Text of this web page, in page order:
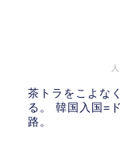
茶トラをこよな
る。 韓国入国=
路。